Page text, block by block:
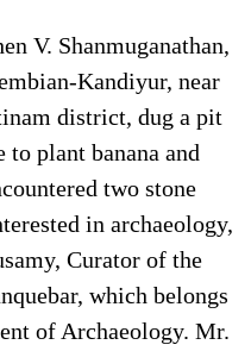
V. Shanmuganathan,
Kandiyur, near
district, dug a pit
plant banana and
two stone
in archaeology,
Curator of the
which belongs
of Archaeology. Mr.